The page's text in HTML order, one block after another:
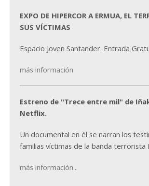
EXPO DE HIPERCOR A ERMUA, EL
SUS VÍCTIMAS
Espacio Joven Santander. Entrada
más información
Estreno de "Trece entre mil" de
Netflix.
Un documental en él se narran los
familias víctimas de la banda terrorista
más información...